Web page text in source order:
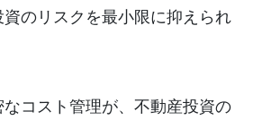
のリスクを最小限に抑えられ
コスト管理が、不動産投資の